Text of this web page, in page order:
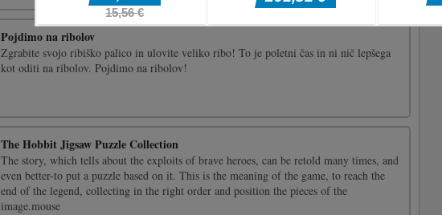
Pojdimo na ribolov
Zgrabite svojo ribiško palico in ulovite veliko ribo! To je poletni čas in ni nič lepšega
kot oditi na ribolov. Pojdimo na ribolov!
The Hobbit Jigsaw Puzzle Collection
The story, which tells about the exploits of brave heroes, can be retold many times, and
even better-to put a puzzle based on it. This is the meaning of the game, to reach the
end of the legend, collecting in the right order and position the pieces of the
image.mouse